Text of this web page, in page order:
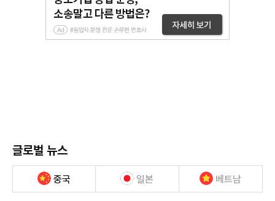
글로벌 뉴스
중국 일본 베트남